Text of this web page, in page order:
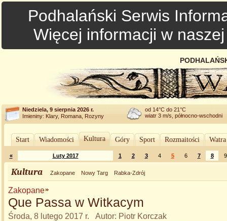
Podhalański Serwis
Więcej informacji w
Niedziela, 9 sierpnia 2026 r.
Imieniny: Klary, Romana, Rozyny
od 14°C do 21°C
wiatr 3 m/s, północno-wschodni
Start Wiadomości Kultura Góry Sport Rozmaitości
« Luty 2017 1 2 3 4 5 6 7 8 9
Kultura Zakopane Nowy Targ Rabka-Zdrój
Zakopane
Que Passa w Witkacym
Środa, 8 lutego 2017 r. Autor: Piotr Korczak